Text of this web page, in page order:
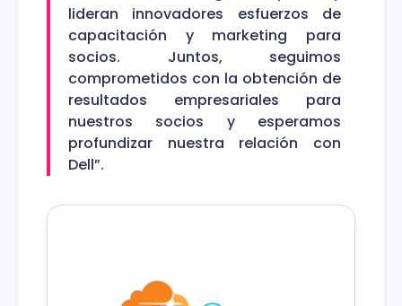
lideran innovadores esfuerzos de
capacitación y marketing para
socios. Juntos, seguimos
comprometidos con la obtención de
resultados empresariales para
nuestros socios y esperamos
profundizar nuestra relación con
Dell”.